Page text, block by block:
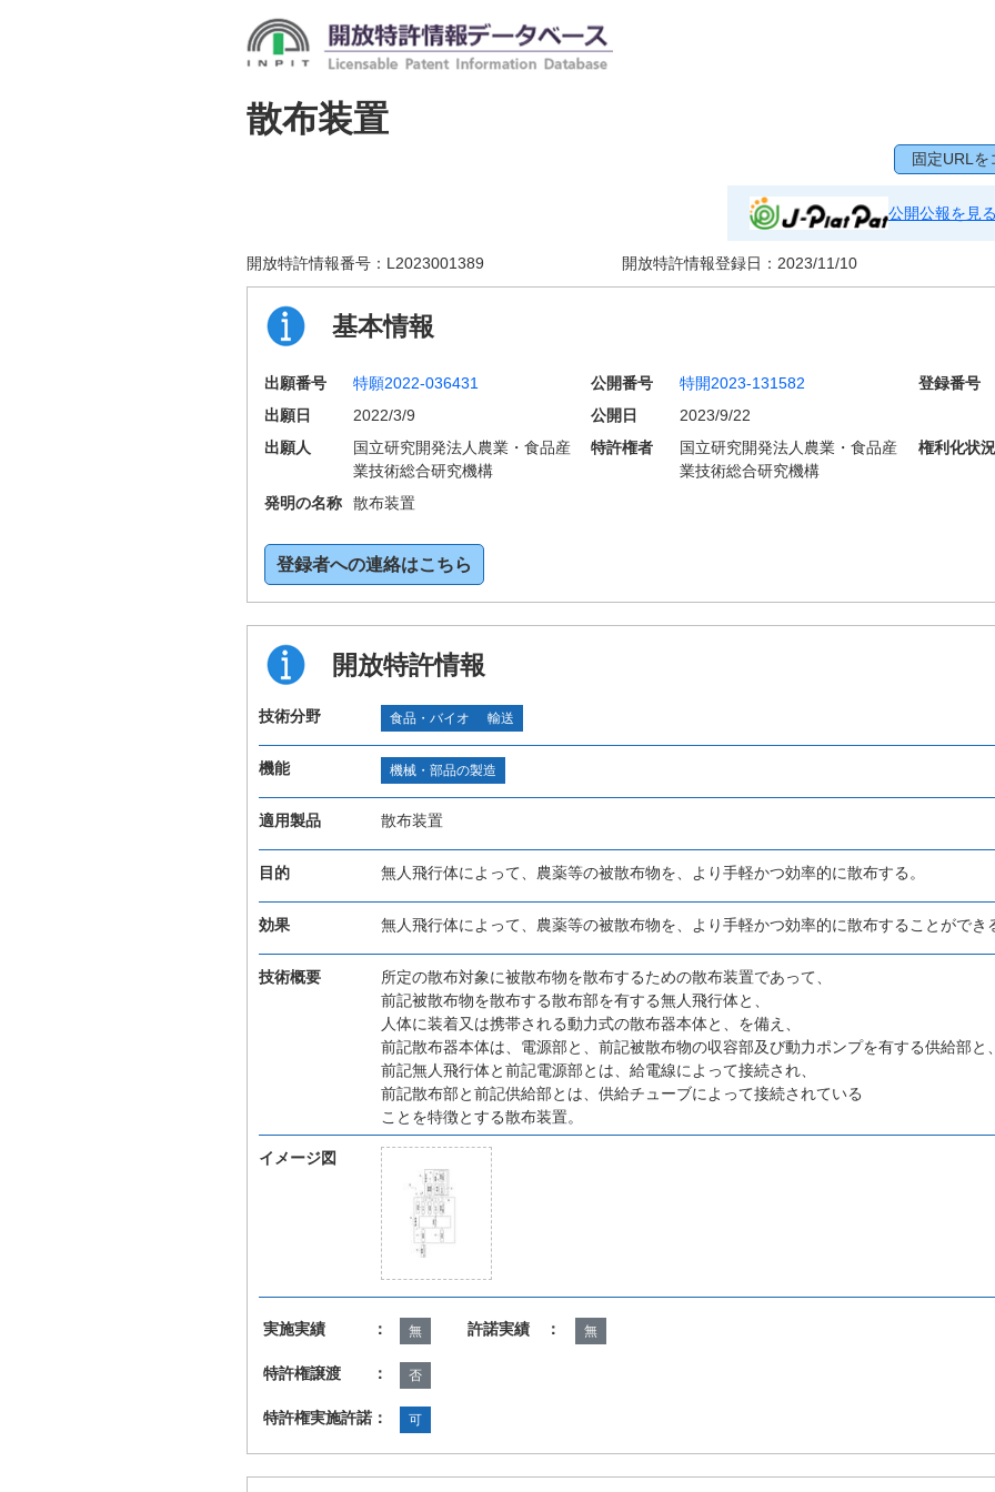
散布装置
固定URLを
公開公報を見る
開放特許情報番号： L2023001389 開放特許情報登録日： 2023/11/10
基本情報
出願番号 特願2022-036431 公開番号 特開2023-131582 登録番号
出願日
2022/3/9 公開日
2023/9/22
出願人
国立研究開発法人農業・食品産
業技術総合研究機構
特許権者
国立研究開発法人農業・食品産
業技術総合研究機構
権利化状況
発明の名称 散布装置
登録者への連絡はこちら
開放特許情報
技術分野 食品・バイオ 輸送
機能 機械・部品の製造
適用製品 散布装置
目的 無人飛行体によって、農薬等の被散布物を、より手軽かつ効率的に散布する。
効果 無人飛行体によって、農薬等の被散布物を、より手軽かつ効率的に散布することができ
技術概要
所定の散布対象に被散布物を散布するための散布装置であって、
前記被散布物を散布する散布部を有する無人飛行体と、
人体に装着又は携帯される動力式の散布器本体と、を備え、
前記散布器本体は、電源部と、前記被散布物の収容部及び動力ポンプを有する供給部と
前記無人飛行体と前記電源部とは、給電線によって接続され、
前記散布部と前記供給部とは、供給チューブによって接続されている
ことを特徴とする散布装置。
イメージ図
実施実績 ： 無 許諾実績 ： 無
特許権譲渡 ： 否
特許権実施許諾： 可